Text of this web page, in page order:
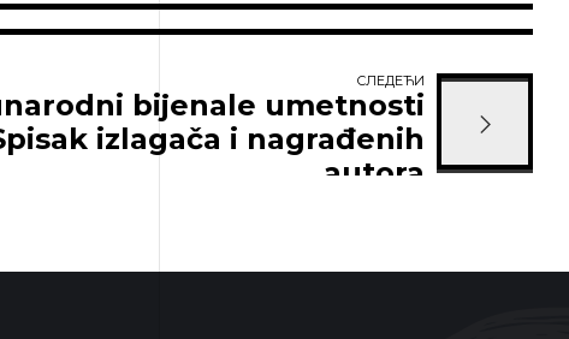
СЛЕДЕЋИ
bijenale umetnosti
izlagača i nagrađenih
autora